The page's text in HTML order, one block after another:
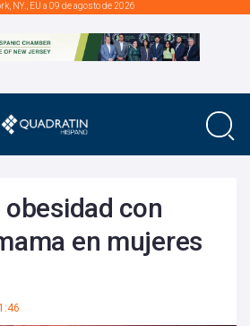
NY., EU a 09 de agosto de 2026
con
en mujeres